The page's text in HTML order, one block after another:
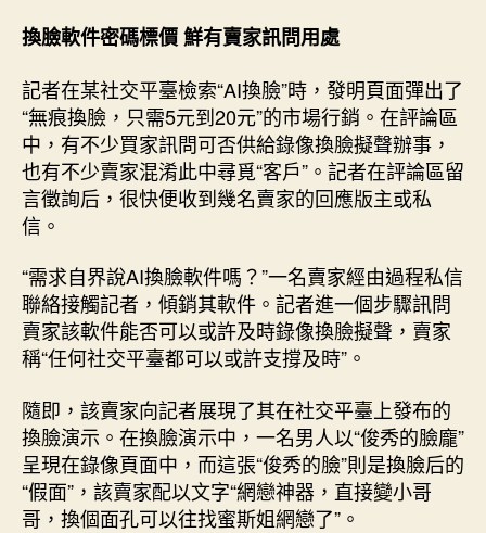
換臉軟件密碼標價 鮮有賣家訊問用處
記者在某社交平臺檢索“AI換臉”時，發明頁面彈出了
“無痕換臉，只需5元到20元”的市場行銷。在評論區
中，有不少買家訊問可否供給錄像換臉擬聲辦事，
也有不少賣家混淆此中尋覓“客戶”。記者在評論區留
言徵詢后，很快便收到幾名賣家的回應版主或私
信。
“需求自界說AI換臉軟件嗎？”一名賣家經由過程私信
聯絡接觸記者，傾銷其軟件。記者進一個步驟訊問
賣家該軟件能否可以或許及時錄像換臉擬聲，賣家
稱“任何社交平臺都可以或許支撐及時”。
隨即，該賣家向記者展現了其在社交平臺上發布的
換臉演示。在換臉演示中，一名男人以“俊秀的臉龐”
呈現在錄像頁面中，而這張“俊秀的臉”則是換臉后的
“假面”，該賣家配以文字“網戀神器，直接變小哥
哥，換個面孔可以往找蜜斯姐網戀了”。